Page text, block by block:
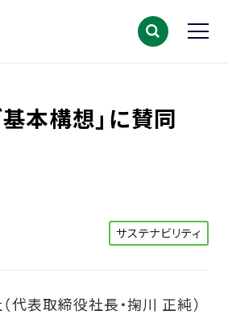
基本構想」に賛同
サステナビリティ
代表取締役社長・掬川 正純）